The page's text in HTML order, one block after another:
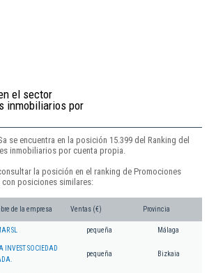
el sector
inmobiliarios por
se encuentra en la posición 15.399 del Ranking del
inmobiliarios por cuenta propia.
la posición en el ranking de Promociones
con posiciones similares:
de la empresa Ventas (€) Provincia
SL pequeña Málaga
INVEST SOCIEDAD
pequeña Bizkaia